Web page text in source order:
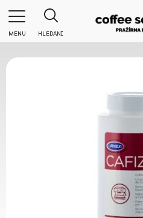
MENU HLEDÁNÍ